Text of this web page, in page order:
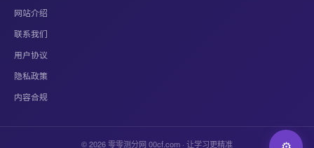
网站介绍
联系我们
用户协议
隐私政策
内容合规
© 2026 零零测分网 00cf.com · 让学习更精准